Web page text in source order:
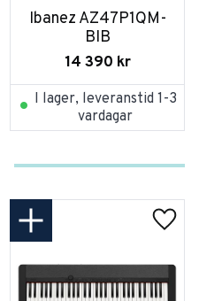
Ibanez AZ47P1QM-
BIB
14 390 kr
I lager, leveranstid 1-3
vardagar